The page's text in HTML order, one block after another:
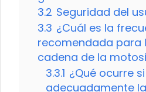
3.2 Seguridad del
3.3 ¿Cuál es la
recomendada para
cadena de la
3.3.1 ¿Qué ocurre
adecuadamente